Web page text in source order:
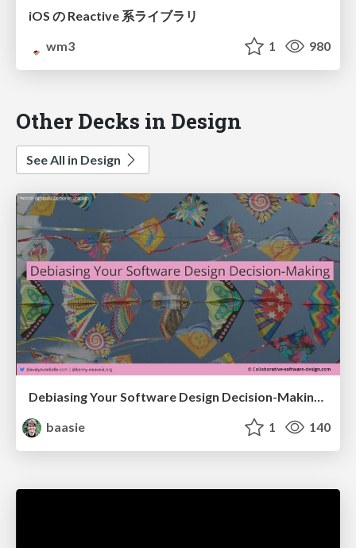
iOS の Reactive 系ライブラリ
wm3
1 980
Other Decks in Design
See All in Design
Debiasing Your Software Design Decision-Making @ Flowcon '26
baasie
1 140